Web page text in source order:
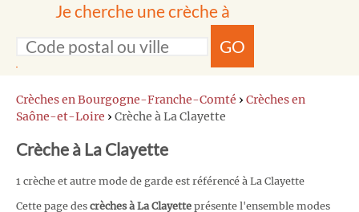
Je cherche une crèche à
GO
Crèches en Bourgogne-Franche-Comté › Crèches en
Saône-et-Loire › Crèche à La Clayette
Crèche à La Clayette
1 crèche et autre mode de garde est référencé à La Clayette
Cette page des crèches à La Clayette présente l'ensemble modes